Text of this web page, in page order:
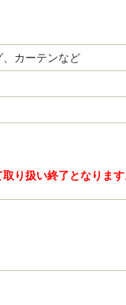
カーテンなど
り扱い終了となりま